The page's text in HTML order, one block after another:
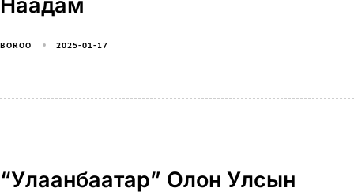
BOROO 2025-01-17
“Улаанбаатар” Олон Улсын